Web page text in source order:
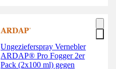
Ungezieferspray Vernebler
ARDAP® Pro Fogger 2er
Pack (2x100 ml) gegen